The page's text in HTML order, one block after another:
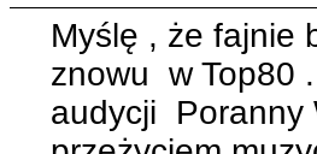
Myślę , że fajnie
znowu w Top80
audycji Poranny